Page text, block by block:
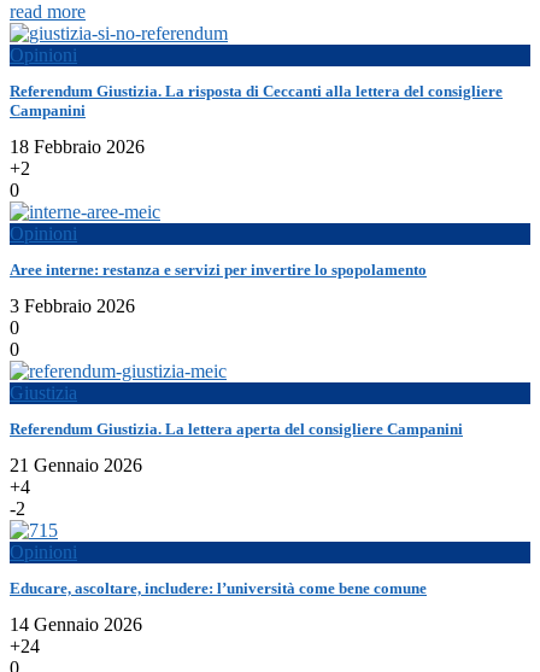
read more
Opinioni
Referendum Giustizia. La risposta di Ceccanti alla lettera del consigliere
Campanini
18 Febbraio 2026
+2
0
Opinioni
Aree interne: restanza e servizi per invertire lo spopolamento
3 Febbraio 2026
0
0
Giustizia
Referendum Giustizia. La lettera aperta del consigliere Campanini
21 Gennaio 2026
+4
-2
Opinioni
Educare, ascoltare, includere: l’università come bene comune
14 Gennaio 2026
+24
0